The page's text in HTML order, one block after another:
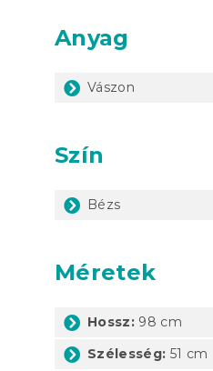
Anyag
Vászon
Szín
Bézs
Méretek
Hossz: 98 cm
Szélesség: 51 cm